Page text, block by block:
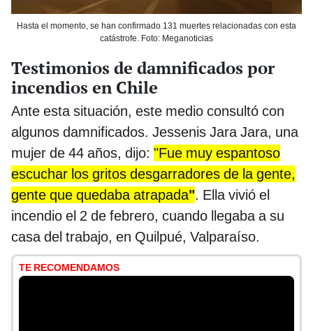
Hasta el momento, se han confirmado 131 muertes relacionadas con esta
catástrofe. Foto: Meganoticias
Testimonios de damnificados por
incendios en Chile
Ante esta situación, este medio consultó con
algunos damnificados. Jessenis Jara Jara, una
mujer de 44 años, dijo: "Fue muy espantoso
escuchar los gritos desgarradores de la gente,
gente que quedaba atrapada". Ella vivió el
incendio el 2 de febrero, cuando llegaba a su
casa del trabajo, en Quilpué, Valparaíso.
TE RECOMENDAMOS